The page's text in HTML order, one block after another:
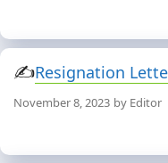
Resignation
November 8, 2023 by Editor